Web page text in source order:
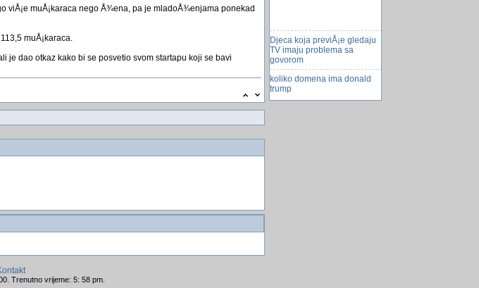
viÅ¡e muÅ¡karaca nego Å¾ena, pa je mladoÅ¾enjama ponekad
muÅ¡karaca.
je dao otkaz kako bi se posvetio svom startapu koji se bavi
Trenutno vrijeme: 5: 58 pm.
Djeca koja previÅ¡e gledaju
TV imaju problema sa
govorom
koliko domena ima donald
trump
Trigonometrija